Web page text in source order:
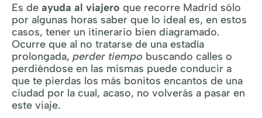
Es de ayuda al viajero que recorre Madrid sólo
por algunas horas saber que lo ideal es, en estos
casos, tener un itinerario bien diagramado.
Ocurre que al no tratarse de una estadía
prolongada, perder tiempo buscando calles o
perdiéndose en las mismas puede conducir a
que te pierdas los más bonitos encantos de una
ciudad por la cual, acaso, no volverás a pasar en
este viaje.